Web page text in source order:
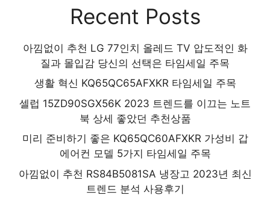
Recent Posts
아낌없이 추천 LG 77인치 올레드 TV 압도적인 화
질과 몰입감 당신의 선택은 타임세일 주목
생활 혁신 KQ65QC65AFXKR 타임세일 주목
셀럽 15ZD90SGX56K 2023 트렌드를 이끄는 노트
북 상세 좋았던 추천상품
미리 준비하기 좋은 KQ65QC60AFXKR 가성비 갑
에어컨 모델 5가지 타임세일 주목
아낌없이 추천 RS84B5081SA 냉장고 2023년 최신
트렌드 분석 사용후기